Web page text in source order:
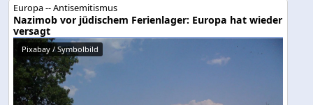
Europa -- Antisemitismus
Nazimob vor jüdischem Ferienlager: Europa hat wieder
versagt
Pixabay / Symbolbild